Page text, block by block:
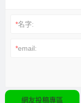
*名字:
*email:
網友投稿專區